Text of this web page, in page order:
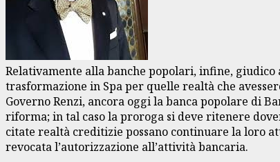
Relativamente alla banche popolari, infine,
trasformazione in Spa per quelle realtà che
Governo Renzi, ancora oggi la banca popolare di
riforma; in tal caso la proroga si deve ritenere
citate realtà creditizie possano continuare la loro
revocata l’autorizzazione all’attività bancaria.